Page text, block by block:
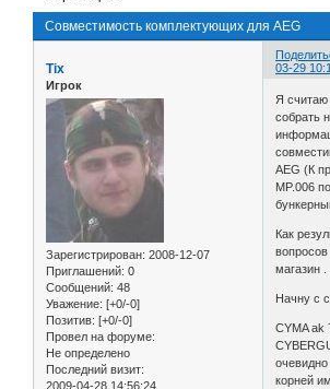
Совместимость комплектующих для AEG
03-29
Tix
Игрок
Зарегистрирован: 2008-12-07
Приглашений: 0
Сообщений: 48
Уважение: [+0/-0]
Позитив: [+0/-0]
Провел на форуме:
Не определено
Последний визит:
2009-04-28 14:56:24
Я
собрать
AEG (К
MP.006
Как
вопросов
магазин . .
Начну с
CYMA ak
очевидно
корней